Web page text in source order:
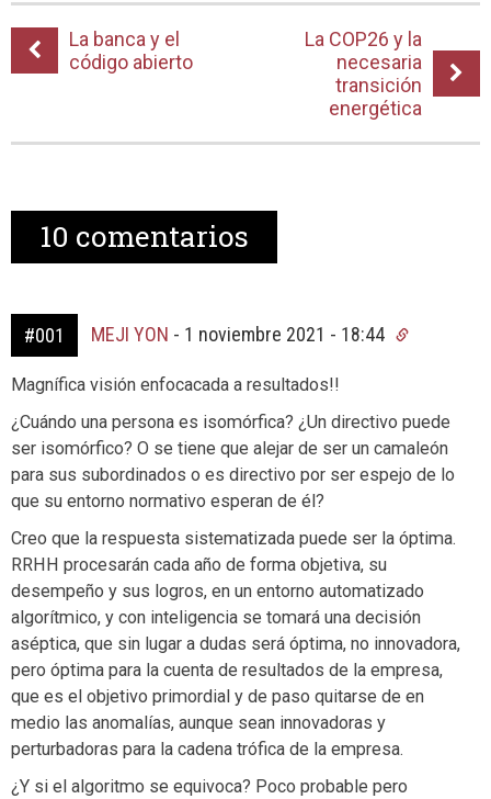
La banca y el
código abierto
La COP26 y la
necesaria
transición
energética
10 comentarios
#001 MEJI YON - 1 noviembre 2021 - 18:44
Magnífica visión enfocacada a resultados!!
¿Cuándo una persona es isomórfica? ¿Un directivo puede
ser isomórfico? O se tiene que alejar de ser un camaleón
para sus subordinados o es directivo por ser espejo de lo
que su entorno normativo esperan de él?
Creo que la respuesta sistematizada puede ser la óptima.
RRHH procesarán cada año de forma objetiva, su
desempeño y sus logros, en un entorno automatizado
algorítmico, y con inteligencia se tomará una decisión
aséptica, que sin lugar a dudas será óptima, no innovadora,
pero óptima para la cuenta de resultados de la empresa,
que es el objetivo primordial y de paso quitarse de en
medio las anomalías, aunque sean innovadoras y
perturbadoras para la cadena trófica de la empresa.
¿Y si el algoritmo se equivoca? Poco probable pero